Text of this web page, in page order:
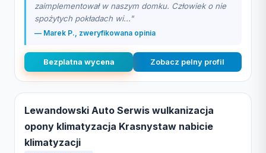
zaimplementował w naszym domku. Człowiek o nie
spożytych pokładach wi..."
— Marek P., zweryfikowana opinia
Bezplatna wycena Zobacz pelny profil
Lewandowski Auto Serwis wulkanizacja
opony klimatyzacja Krasnystaw nabicie
klimatyzacji